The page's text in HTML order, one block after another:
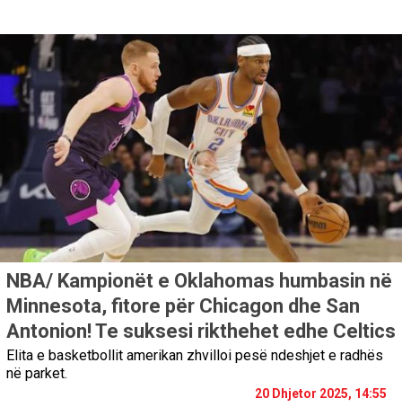
NBA/ Kampionët e Oklahomas humbasin në
Minnesota, fitore për Chicagon dhe San
Antonion! Te suksesi rikthehet edhe Celtics
Elita e basketbollit amerikan zhvilloi pesë ndeshjet e radhës
në parket.
20 Dhjetor 2025, 14:55